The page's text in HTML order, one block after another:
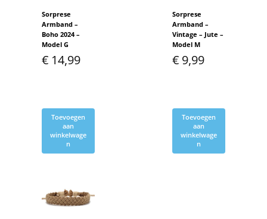
Sorprese
Armband –
Boho 2024 –
Model G
€ 14,99
Toevoegen
aan
winkelwage
n
Sorprese
Armband –
Vintage – Jute –
Model M
€ 9,99
Toevoegen
aan
winkelwage
n